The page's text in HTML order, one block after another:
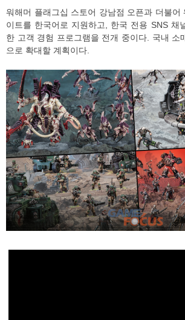
워해머 플래그십 스토어 강남점 오픈과 더불어
이트를 한국어로 지원하고, 한국 전용 SNS 채
한 고객 경험 프로그램을 전개 중이다. 국내 소
으로 확대할 계획이다.